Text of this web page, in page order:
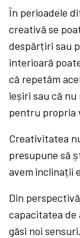
În perioadele
creativă se
despărțiri sau
interioară
că repetăm
ieșiri sau că
pentru propria
Creativitatea
presupune să
avem înclinații
Din
capacitatea de
găsi noi